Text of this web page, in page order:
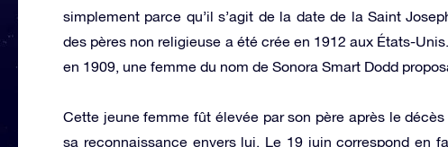
simplement parce qu’il s’agit de la date de la Saint
des pères non religieuse a été crée en 1912 aux États-
en 1909, une femme du nom de Sonora Smart Dodd
Cette jeune femme fût élevée par son père après le
sa reconnaissance envers lui. Le 19 juin correspond en